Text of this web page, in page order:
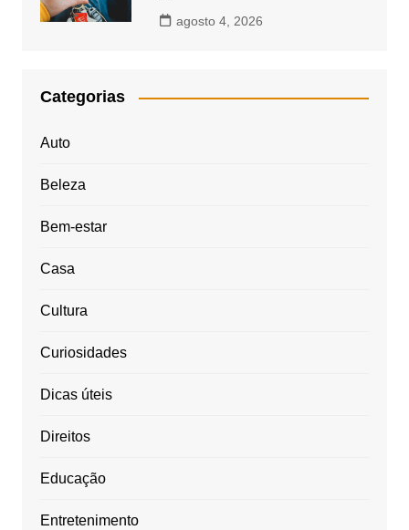
agosto 4, 2026
Categorias
Auto
Beleza
Bem-estar
Casa
Cultura
Curiosidades
Dicas úteis
Direitos
Educação
Entretenimento